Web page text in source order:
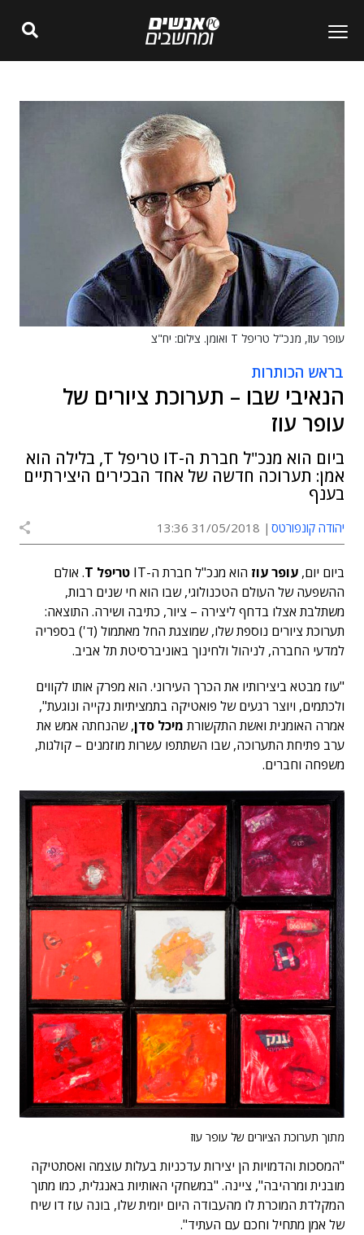
עופר עוז, מנכ"ל טריפל T ואומן. צילום: יח"צ
בראש הכותרות
הנאיבי שבו – תערוכת ציורים של
עופר עוז
ביום הוא מנכ"ל חברת ה-IT טריפל T, בלילה הוא
אמן: תערוכה חדשה של אחד הבכירים היצירתיים
בענף
יהודה קונפורטס 31/05/2018 13:36
ביום יום, עופר עוז הוא מנכ"ל חברת ה-IT טריפל T
. אולם
ההשפעה של העולם הטכנולוגי, שבו הוא חי שנים רבות,
משתלבת אצלו בדחף ליצירה – ציור, כתיבה ושירה. התוצאה:
תערוכת ציורים נוספת שלו, שמוצגת החל מאתמול (ד') בספריה
למדעי החברה, לניהול ולחינוך באוניברסיטת תל אביב.
"עוז מבטא ביצירותיו את הכרך העירוני. הוא מפרק אותו לקווים
ולכתמים, ויוצר רגעים של פואטיקה בתמציתיות נקייה ונוגעת",
אמרה האומנית ואשת התקשורת מיכל סדן, שהנחתה אמש את
ערב פתיחת התערוכה, שבו השתתפו עשרות מוזמנים – קולגות,
משפחה וחברים.
מתוך תערוכת הציורים של עופר עוז
"המסכות והדמויות הן יצירות עדכניות בעלות עוצמה ואסתטיקה
מובנית ומרהיבה", ציינה. "במשחקי האותיות באנגלית, כמו מתוך
המקלדת המוכרת לו מהעבודה היום יומית שלו, בונה עוז דו שיח
של אמן מתחיל וחכם עם העתיד".